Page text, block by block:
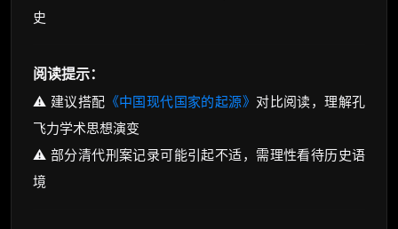
史
阅读提示：
⚠️ 建议搭配 《中国现代国家的起源》 对比阅读，理解孔
飞力学术思想演变
⚠️ 部分清代刑案记录可能引起不适，需理性看待历史语
境